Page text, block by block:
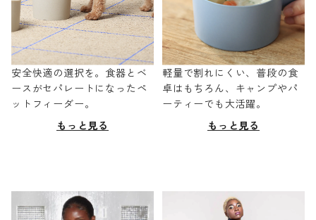
安全快適の選択を。食器とベ
ースがセパレートになったペ
ットフィーダー。
もっと見る
軽量で割れにくい、普段の食
卓はもちろん、キャンプやパ
ーティーでも大活躍。
もっと見る